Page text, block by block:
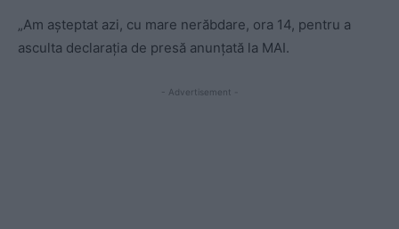
„Am așteptat azi, cu mare nerăbdare, ora 14, pentru a
asculta declarația de presă anunțată la MAI.
- Advertisement -